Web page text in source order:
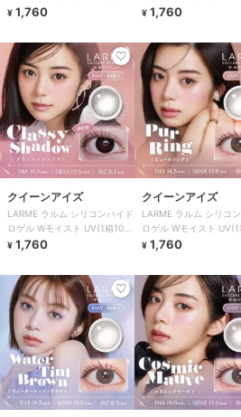
枚)
¥ 1,760
枚)
¥ 1,760
クイーンアイズ
LARME ラルム シリコンハイド
ロゲル Wモイスト UV(1箱10
枚)
¥ 1,760
クイーンアイズ
LARME ラルム シリコ
ロゲル Wモイスト
枚)
¥ 1,760